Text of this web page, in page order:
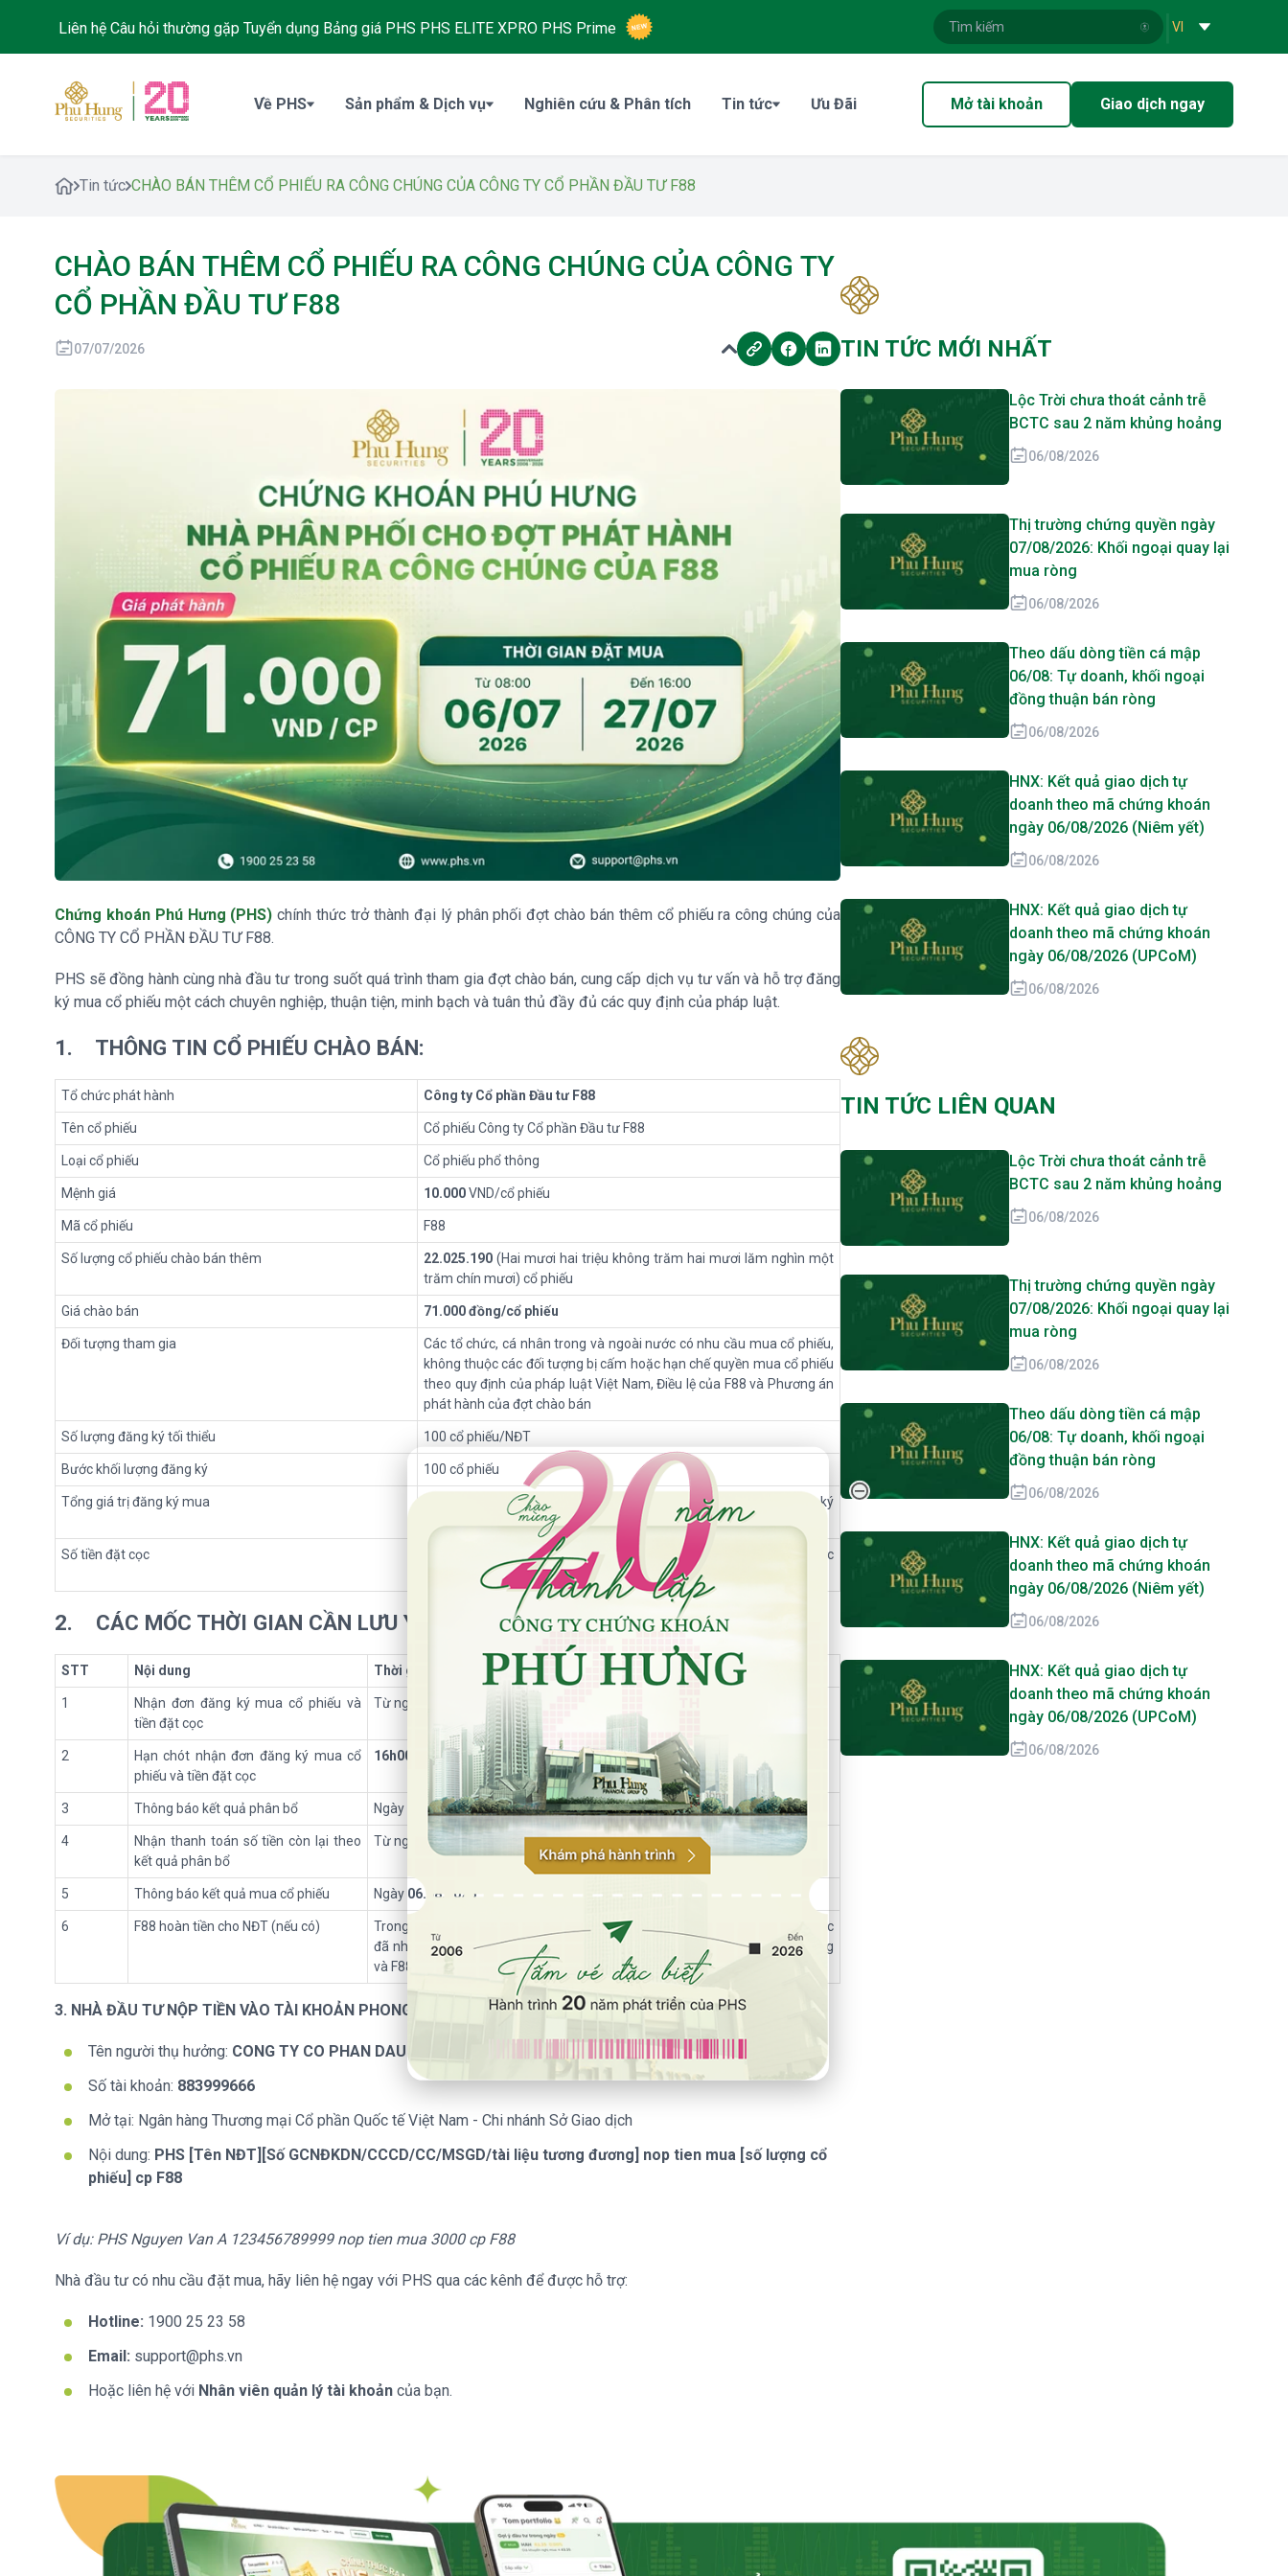
Liên hệ Câu hỏi thường gặp Tuyển dụng Bảng giá PHS PHS ELITE XPRO PHS Prime VI
Về PHS Sản phẩm & Dịch vụ Nghiên cứu & Phân tích Tin tức Ưu Đãi Mở tài khoản Giao dịch ngay
Tin tức CHÀO BÁN THÊM CỔ PHIẾU RA CÔNG CHÚNG CỦA CÔNG TY CỔ PHẦN ĐẦU TƯ F88
CHÀO BÁN THÊM CỔ PHIẾU RA CÔNG CHÚNG CỦA CÔNG TY
CỔ PHẦN ĐẦU TƯ F88
07/07/2026
Chứng khoán Phú Hưng (PHS)chính thức trở thành đại lý phân phối đợt chào bán thêm cổ phiếu ra công chúng của
CÔNG TY CỔ PHẦN ĐẦU TƯ F88.
PHS sẽ đồng hành cùng nhà đầu tư trong suốt quá trình tham gia đợt chào bán, cung cấp dịch vụ tư vấn và hỗ trợ đăng
ký mua cổ phiếu một cách chuyên nghiệp, thuận tiện, minh bạch và tuân thủ đầy đủ các quy định của pháp luật.
1. THÔNG TIN CỔ PHIẾU CHÀO BÁN:
Tổ chức phát hành Công ty Cổ phần Đầu tư F88
Tên cổ phiếu Cổ phiếu Công ty Cổ phần Đầu tư F88
Loại cổ phiếu Cổ phiếu phổ thông
Mệnh giá 10.000VND/cổ phiếu
Mã cổ phiếu F88
Số lượng cổ phiếu chào bán thêm 22.025.190 (Hai mươi hai triệu không trăm hai mươi lăm nghìn một
trăm chín mươi) cổ phiếu
Giá chào bán 71.000 đồng/cổ phiếu
Đối tượng tham gia
Các tổ chức, cá nhân trong và ngoài nước có nhu cầu mua cổ phiếu,
không thuộc các đối tượng bị cấm hoặc hạn chế quyền mua cổ phiếu
theo quy định của pháp luật Việt Nam, Điều lệ của F88 và Phương án
phát hành của đợt chào bán
Số lượng đăng ký tối thiểu 100 cổ phiếu/NĐT
Bước khối lượng đăng ký 100 cổ phiếu
Tổng giá trị đăng ký mua
Được tính bằng giá chào bán nhân với số lượng cổ phiếu đăng ký
Số tiền đặt cọc
NĐT đăng ký mua và đặt cọc 10% tổng giá trị đăng ký mua để được
phân bổ quyền mua cổ phiếu
2. CÁC MỐC THỜI GIAN CẦN LƯU Ý:
STT Nội dung Thời gian
1
Nhận đơn đăng ký mua cổ phiếu và
tiền đặt cọc
Từ ngày đến16h00
2
Hạn chót nhận đơn đăng ký mua cổ
phiếu và tiền đặt cọc
16h00 ngày 27.07.2026
3 Thông báo kết quả phân bổ Ngày 29.07.2026
4
Nhận thanh toán số tiền còn lại theo
kết quả phân bổ
Từ ngày 30.07.2026 đến chậm nhất16h00ngày04.08.2026
5 Thông báo kết quả mua cổ phiếu Ngày 06.08.2026
6 F88 hoàn tiền cho NĐT (nếu có)
Trong vòng 10 ngày kể từ ngày F88 nhận được công văn của UBCKNN về việc
đã nhận được hồ sơ báo cáo kết quả chào bán thêm cổ phiếu ra công chúng
và F88 hoàn tất thủ tục để giải tỏa số tiền thu được từ đợt chào bán
3. NHÀ ĐẦU TƯ NỘP TIỀN VÀO TÀI KHOẢN PHONG TỎA
Tên người thụ hưởng: CONG TY CO PHAN DAU TU F88
Số tài khoản: 883999666
Mở tại: Ngân hàng Thương mại Cổ phần Quốc tế Việt Nam - Chi nhánh Sở Giao dịch
Nội dung: PHS [Tên NĐT][Số GCNĐKDN/CCCD/CC/MSGD/tài liệu tương đương] nop tien mua [số lượng cổ
phiếu] cp F88
Ví dụ: PHS Nguyen Van A 123456789999 nop tien mua 3000 cp F88
Nhà đầu tư có nhu cầu đặt mua, hãy liên hệ ngay với PHS qua các kênh để được hỗ trợ:
Hotline: 1900 25 23 58
Email: support@phs.vn
Hoặc liên hệ với Nhân viên quản lý tài khoản của bạn.
TIN TỨC MỚI NHẤT
Lộc Trời chưa thoát cảnh trễ
BCTC sau 2 năm khủng hoảng
06/08/2026
Thị trường chứng quyền ngày
07/08/2026: Khối ngoại quay lại
mua ròng
06/08/2026
Theo dấu dòng tiền cá mập
06/08: Tự doanh, khối ngoại
đồng thuận bán ròng
06/08/2026
HNX: Kết quả giao dịch tự
doanh theo mã chứng khoán
ngày 06/08/2026 (Niêm yết)
06/08/2026
HNX: Kết quả giao dịch tự
doanh theo mã chứng khoán
ngày 06/08/2026 (UPCoM)
06/08/2026
TIN TỨC LIÊN QUAN
Lộc Trời chưa thoát cảnh trễ
BCTC sau 2 năm khủng hoảng
06/08/2026
Thị trường chứng quyền ngày
07/08/2026: Khối ngoại quay lại
mua ròng
06/08/2026
Theo dấu dòng tiền cá mập
06/08: Tự doanh, khối ngoại
đồng thuận bán ròng
06/08/2026
HNX: Kết quả giao dịch tự
doanh theo mã chứng khoán
ngày 06/08/2026 (Niêm yết)
06/08/2026
HNX: Kết quả giao dịch tự
doanh theo mã chứng khoán
ngày 06/08/2026 (UPCoM)
06/08/2026
20 Năm Thành Lập - Công Ty Chứng Khoán Phú Hưng